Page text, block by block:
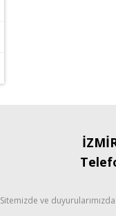
Sitemizde ve